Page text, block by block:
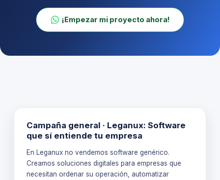
¡Empezar mi proyecto ahora!
Campaña general · Leganux: Software
que sí entiende tu empresa
En Leganux no vendemos software genérico.
Creamos soluciones digitales para empresas que
necesitan ordenar su operación, automatizar